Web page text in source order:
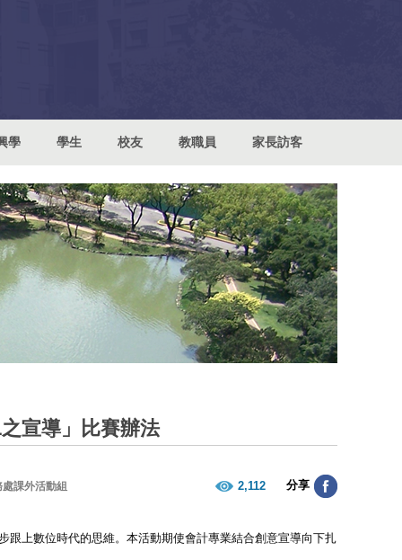
學 學生 校友 教職員 家長訪客
宣導」比賽辦法
處課外活動組 2,112 分享
跟上數位時代的思維。本活動期使會計專業結合創意宣導向下扎